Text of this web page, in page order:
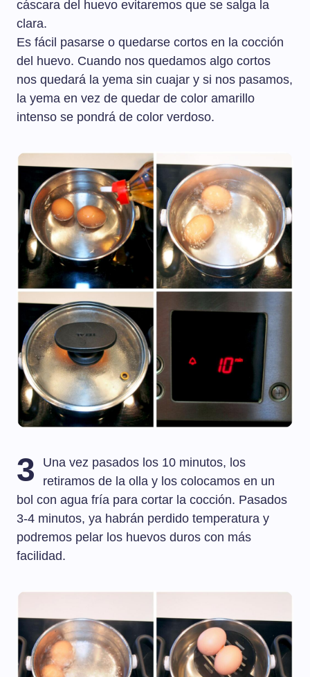
cáscara del huevo evitaremos que se salga la
clara.
Es fácil pasarse o quedarse cortos en la cocción
del huevo. Cuando nos quedamos algo cortos
nos quedará la yema sin cuajar y si nos pasamos,
la yema en vez de quedar de color amarillo
intenso se pondrá de color verdoso.
3
Una vez pasados los 10 minutos, los
retiramos de la olla y los colocamos en un
bol con agua fría para cortar la cocción. Pasados
3-4 minutos, ya habrán perdido temperatura y
podremos pelar los huevos duros con más
facilidad.